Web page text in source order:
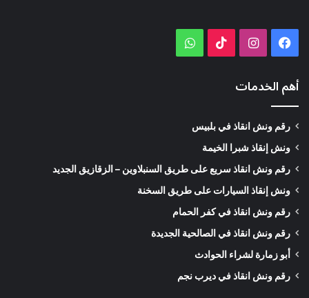
Facebook
Instagram
TikTok
WhatsApp
أهم الخدمات
رقم ونش انقاذ في بلبيس
ونش إنقاذ شبرا الخيمة
رقم ونش انقاذ سريع على طريق السنبلاوين – الزقازيق الجديد
ونش إنقاذ السيارات على طريق السخنة
رقم ونش انقاذ في كفر الحمام
رقم ونش انقاذ في الصالحية الجديدة
أبو زمارة لشراء الحوادث
رقم ونش انقاذ في ديرب نجم